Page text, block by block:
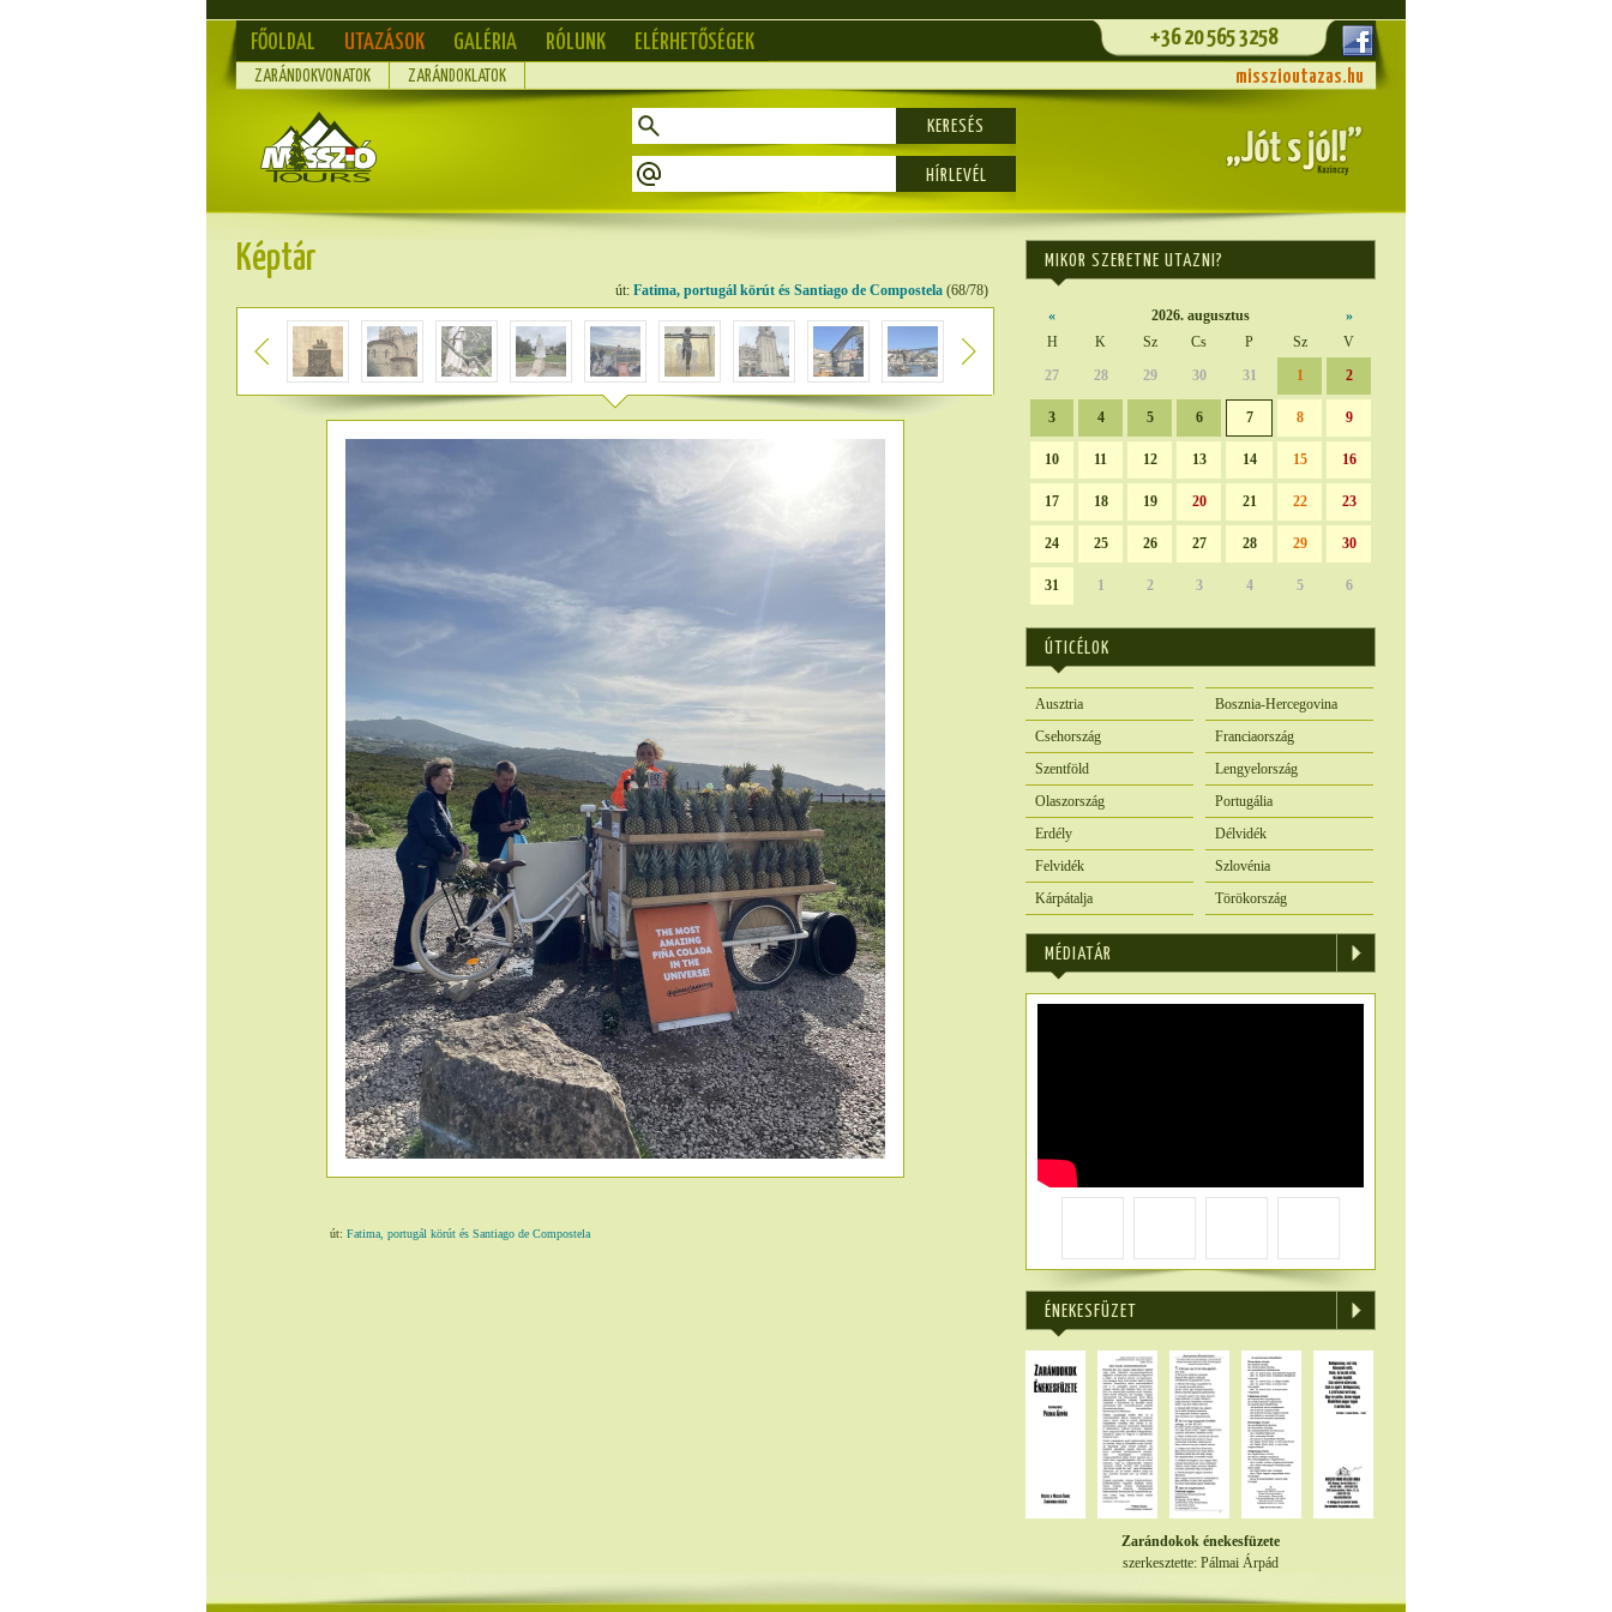
FŐOLDAL UTAZÁSOK GALÉRIA RÓLUNK ELÉRHETŐSÉGEK +36 20 565 3258
ZARÁNDOKVONATOK ZARÁNDOKLATOK misszioutazas.hu
KERESÉS
Képtár
út: Fatima, portugál körút és Santiago de Compostela (68/78)
út: Fatima, portugál körút és Santiago de Compostela
MIKOR SZERETNE UTAZNI?
« 2026. augusztus
»
H
K Sz Cs P Sz
V
27
28 29 30 31 1 2
3 4 5 6 7 8 9
10 11 12 13 14 15 16
17 18 19 20 21 22 23
24 25 26 27 28 29 30
31 1 2 3 4 5 6
ÚTICÉLOK
Ausztria
Bosznia-Hercegovina
Csehország
Franciaország
Szentföld
Lengyelország
Olaszország
Portugália
Erdély
Délvidék
Felvidék
Szlovénia
Kárpátalja
Törökország
MÉDIATÁR
ÉNEKESFÜZET
Zarándokok énekesfüzete
szerkesztette: Pálmai Árpád